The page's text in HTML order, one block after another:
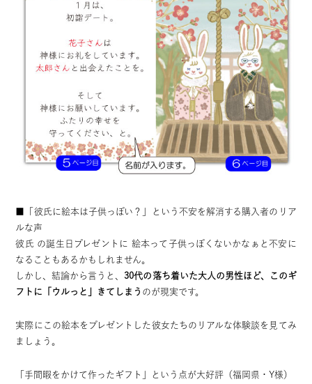
■「彼氏に絵本は子供っぽい？」という不安を解消する購入者のリア
ルな声
彼氏 の誕生日プレゼントに 絵本って子供っぽくないかなぁと不安に
なることもあるかもしれません。
しかし、結論から言うと、 30代の落ち着いた大人の男性ほど、このギ
フトに「ウルっと」きてしまう のが現実です。
実際にこの絵本をプレゼントした彼女たちのリアルな体験談を見てみ
ましょう。
「手間暇をかけて作ったギフト」という点が大好評（福岡県・Y様）